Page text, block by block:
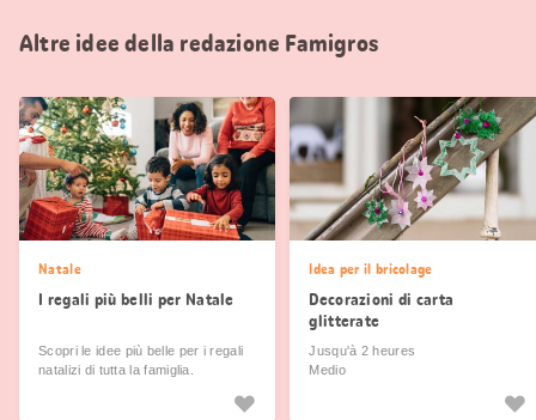
Altre idee della redazione Famigros
Natale
I regali più belli per Natale
Scopri le idee più belle per i regali
natalizi di tutta la famiglia.
Idea per il bricolage
Decorazioni di carta
glitterate
Jusqu'à 2 heures
Medio